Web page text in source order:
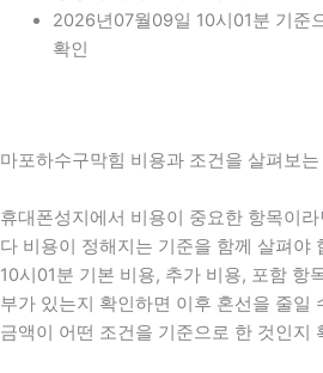
2026년07월09일 10시01분 기준
확인
마포하수구막힘 비용과 조건을 살펴보는
휴대폰성지에서 비용이 중요한 항목이
다 비용이 정해지는 기준을 함께 살펴야
10시01분 기본 비용, 추가 비용, 포함 항
부가 있는지 확인하면 이후 혼선을 줄일
금액이 어떤 조건을 기준으로 한 것인지